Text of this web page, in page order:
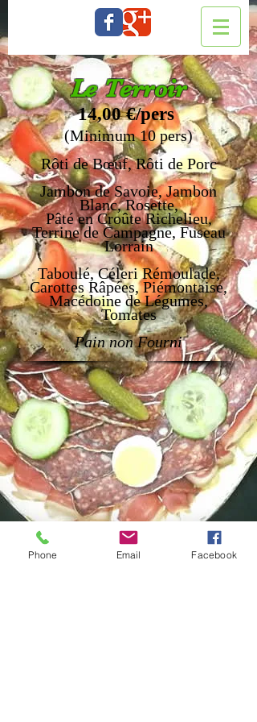
Le Terroir
14,00 €/pers
(Minimum 10 pers)
Rôti de Bœuf, Rôti de Porc
Jambon de Savoie, Jambon
Blanc, Rosette,
Pâté en Croûte Richelieu,
Terrine de Campagne, Fuseau
Lorrain
Taboulé, Céleri Rémoulade,
Carottes Râpées, Piémontaise,
Macédoine de Légumes,
Tomates
Pain non Fourni
Phone Email Facebook